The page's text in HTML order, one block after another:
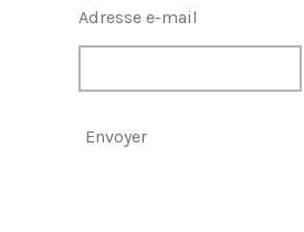
Adresse e-mail
Envoyer